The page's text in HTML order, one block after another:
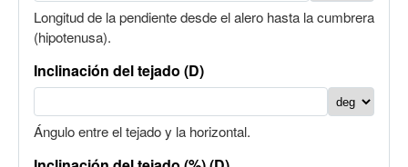
Longitud de la pendiente desde el alero hasta la cumbrera
(hipotenusa).
Inclinación del tejado (D)
Ángulo entre el tejado y la horizontal.